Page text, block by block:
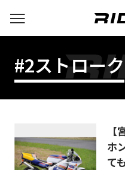
#2ストローク
ホ
て